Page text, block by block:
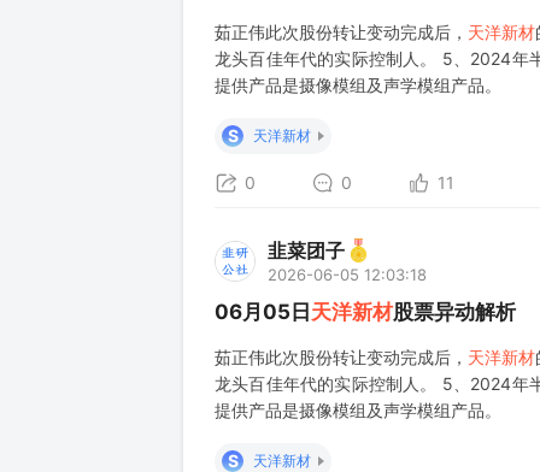
茹正伟此次股份转让变动完成后， 天洋新材
龙头百佳年代的实际控制人。 5、2024年
提供产品是摄像模组及声学模组产品。
S 天洋新材
0 0 11
韭菜团子
2026-06-05 12:03:18
06月05日 天洋新材股票异动解析
茹正伟此次股份转让变动完成后， 天洋新材
龙头百佳年代的实际控制人。 5、2024年
提供产品是摄像模组及声学模组产品。
S 天洋新材